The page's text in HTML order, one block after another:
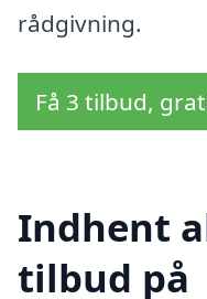
rådgivning.
Få 3 tilbud,
Indhent
tilbud på